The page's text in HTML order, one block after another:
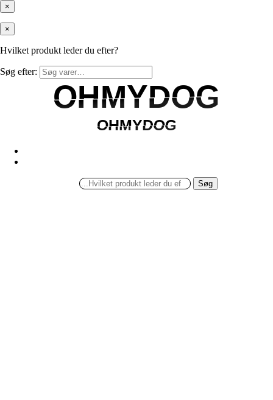
×
×
Hvilket produkt leder du efter?
Søg efter:
OHMYDOG
OHMYDOG
OHMYDOG
OHMYDOG
Søg